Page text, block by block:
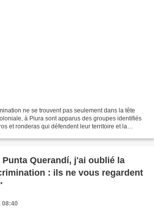
ne se trouvent pas seulement dans la tête
à Piura sont apparus des groupes identifiés
et ronderas qui défendent leur territoire et la
Querandí, j'ai oublié la
: ils ne vous regardent
08:40